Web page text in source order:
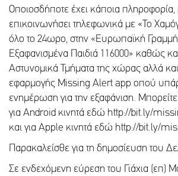
Οποιοσδήποτε έχει κάποια πληροφορία,
επικοινωνήσει τηλεφωνικά με «Το
όλο το 24ωρο, στην «Ευρωπαϊκή Γραμμή
Εξαφανισμένα Παιδιά 116000» καθώς
Αστυνομικά Τμήματα της χώρας αλλά
εφαρμογής Missing Alert app οπού
ενημέρωση για την εξαφάνιση.
για Android κινητά εδώ http://bit.ly/
και για Apple κινητά εδώ http://bit.ly/
Παρακαλείσθε για τη δημοσίευση του
Σε ενδεχόμενη εύρεση του Γιάχια (επ)